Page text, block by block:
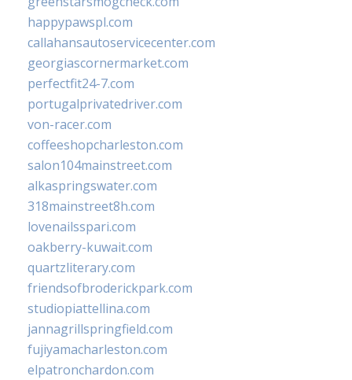
happypawspl.com
callahansautoservicecenter.com
georgiascornermarket.com
perfectfit24-7.com
portugalprivatedriver.com
von-racer.com
coffeeshopcharleston.com
salon104mainstreet.com
alkaspringswater.com
318mainstreet8h.com
lovenailsspari.com
oakberry-kuwait.com
quartzliterary.com
friendsofbroderickpark.com
studiopiattellina.com
jannagrillspringfield.com
fujiyamacharleston.com
elpatronchardon.com